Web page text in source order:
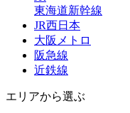
東海道新幹線
JR西日本
大阪メトロ
阪急線
近鉄線
エリアから選ぶ